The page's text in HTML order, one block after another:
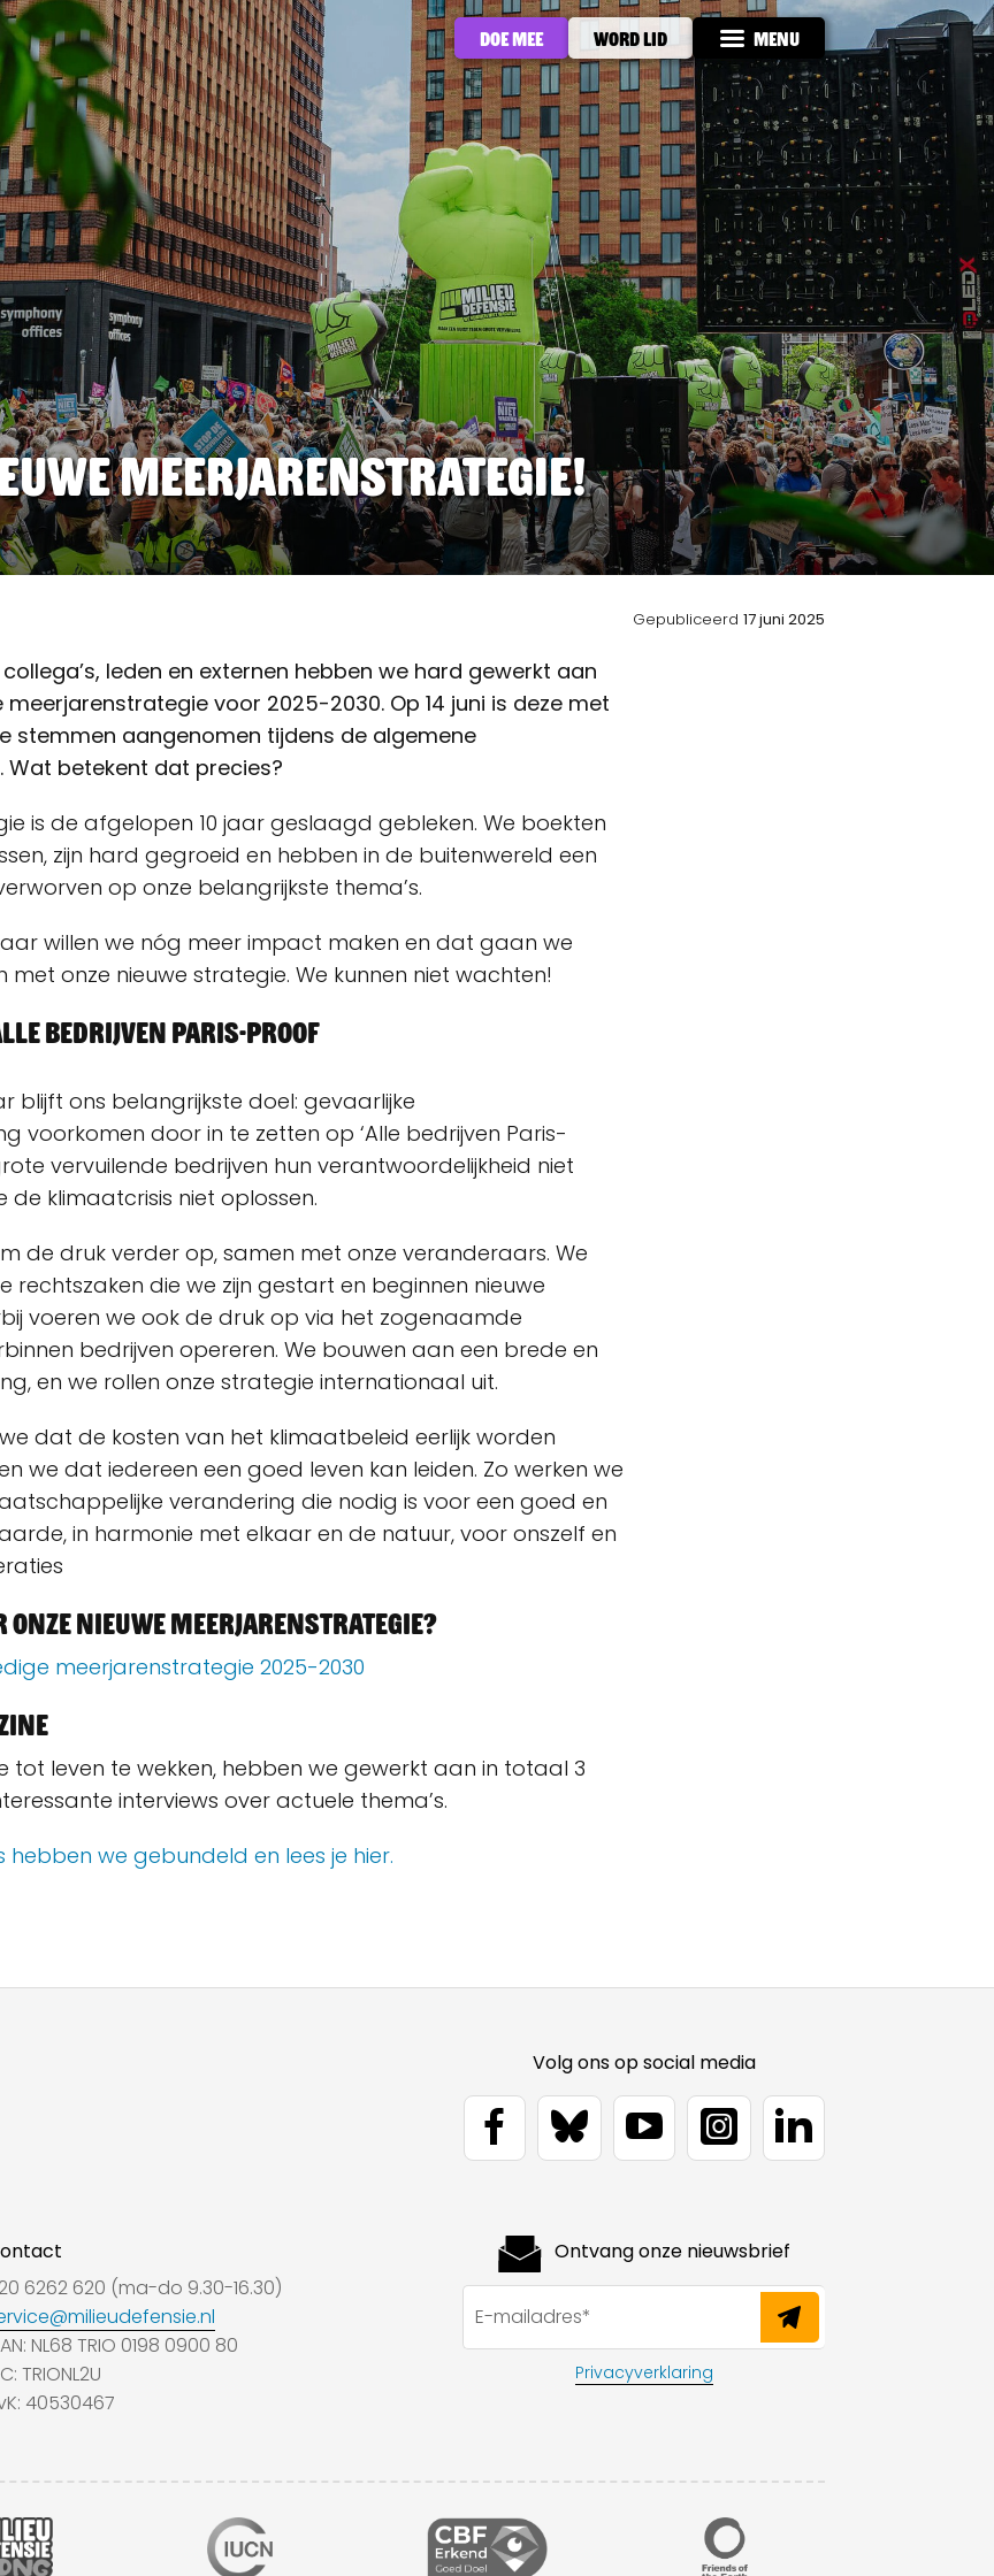
Doe mee Word lid Menu
meerjarenstrategie!
leden en externen hebben we hard gewerkt aan
meerjarenstrategie voor 2025-2030. Op 14 juni is deze met
stemmen aangenomen tijdens de algemene
Wat betekent dat precies?
is de afgelopen 10 jaar geslaagd gebleken. We boekten
zijn hard gegroeid en hebben in de buitenwereld een
op onze belangrijkste thema’s.
willen we nóg meer impact maken en dat gaan we
met onze nieuwe strategie. We kunnen niet wachten!
bedrijven Paris-proof
blijft ons belangrijkste doel: gevaarlijke
voorkomen door in te zetten op ‘Alle bedrijven Paris-
vervuilende bedrijven hun verantwoordelijkheid niet
de klimaatcrisis niet oplossen.
de druk verder op, samen met onze veranderaars. We
die we zijn gestart en beginnen nieuwe
voeren we ook de druk op via het zogenaamde
bedrijven opereren. We bouwen aan een brede en
en we rollen onze strategie internationaal uit.
dat de kosten van het klimaatbeleid eerlijk worden
we dat iedereen een goed leven kan leiden. Zo werken we
verandering die nodig is voor een goed en
in harmonie met elkaar en de natuur, voor onszelf en
onze nieuwe meerjarenstrategie?
meerjarenstrategie 2025-2030
tot leven te wekken, hebben we gewerkt aan in totaal 3
interviews over actuele thema’s.
hebben we gebundeld en lees je hier.
Gepubliceerd 17 juni 2025
Volg ons op social media
6262 620 (ma-do 9.30-16.30)
NL68 TRIO 0198 0900 80
TRIONL2U
40530467
Ontvang onze nieuwsbrief
Privacyverklaring